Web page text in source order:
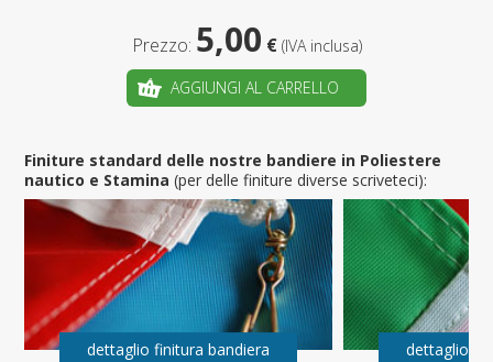
Prezzo: 5,00 € (IVA inclusa)
AGGIUNGI AL CARRELLO
Finiture standard delle nostre bandiere in Poliestere
nautico e Stamina(per delle finiture diverse scriveteci):
dettaglio finitura bandiera dettaglio